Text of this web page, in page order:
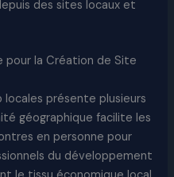
des sites locaux et
pour la Création de Site
locales présente plusieurs
géographique facilite les
en personne pour
du développement